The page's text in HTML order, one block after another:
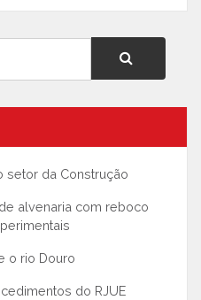
setor da Construção
alvenaria com reboco
o rio Douro
do RJUE